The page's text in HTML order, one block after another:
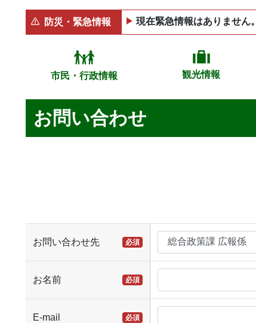
防災・緊急情報 現在緊急情報はありません。
市民・行政情報 観光情報
お問い合わせ
お問い合わせ先 必須
お名前 必須
E-mail 必須